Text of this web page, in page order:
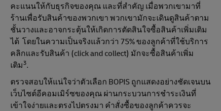
คะแนนให้กับธุรกิจของคุณ และที่สำคัญ เมื่อพวกเขามาที่
ร้านเพื่อรับสินค้าของพวกเขา พวกเขามักจะเดินดูสินค้าตาม
ชั้นวางและอาจกระตุ้นให้เกิดการตัดสินใจซื้อสินค้าเพิ่มเติม
ได้ โดยในความเป็นจริงแล้วกว่า 75% ของลูกค้าที่ใช้บริการ
คลิกและรับสินค้า (click and collect) มักจะซื้อสินค้าเพิ่ม
เติม3.
ตรวจสอบให้แน่ใจว่าตัวเลือก BOPIS ถูกแสดงอย่างชัดเจนบน
เว็บไซต์อีคอมเมิร์ซของคุณ ผ่านกระบวนการชำระเงินที่
เข้าใจง่ายและตรงไปตรงมา คำสั่งซื้อของลูกค้าควรจะ